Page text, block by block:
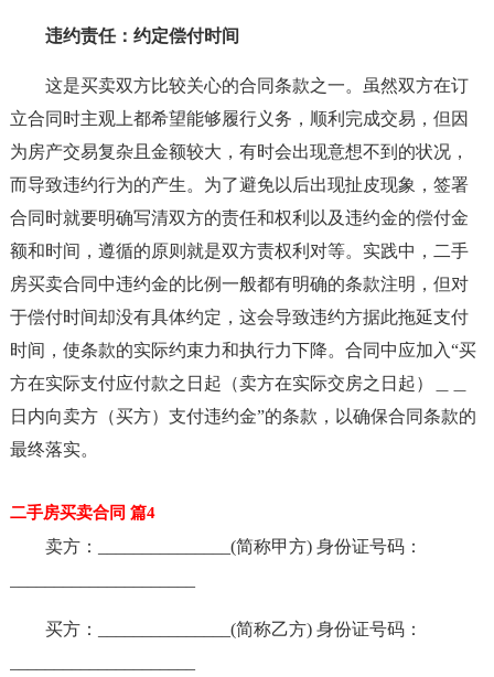
违约责任：约定偿付时间
这是买卖双方比较关心的合同条款之一。虽然双方在订
立合同时主观上都希望能够履行义务，顺利完成交易，但因
为房产交易复杂且金额较大，有时会出现意想不到的状况，
而导致违约行为的产生。为了避免以后出现扯皮现象，签署
合同时就要明确写清双方的责任和权利以及违约金的偿付金
额和时间，遵循的原则就是双方责权利对等。实践中，二手
房买卖合同中违约金的比例一般都有明确的条款注明，但对
于偿付时间却没有具体约定，这会导致违约方据此拖延支付
时间，使条款的实际约束力和执行力下降。合同中应加入“买
方在实际支付应付款之日起（卖方在实际交房之日起）＿＿
日内向卖方（买方）支付违约金”的条款，以确保合同条款的
最终落实。
二手房买卖合同 篇4
卖方：_______________(简称甲方) 身份证号码：
买方：_______________(简称乙方) 身份证号码：